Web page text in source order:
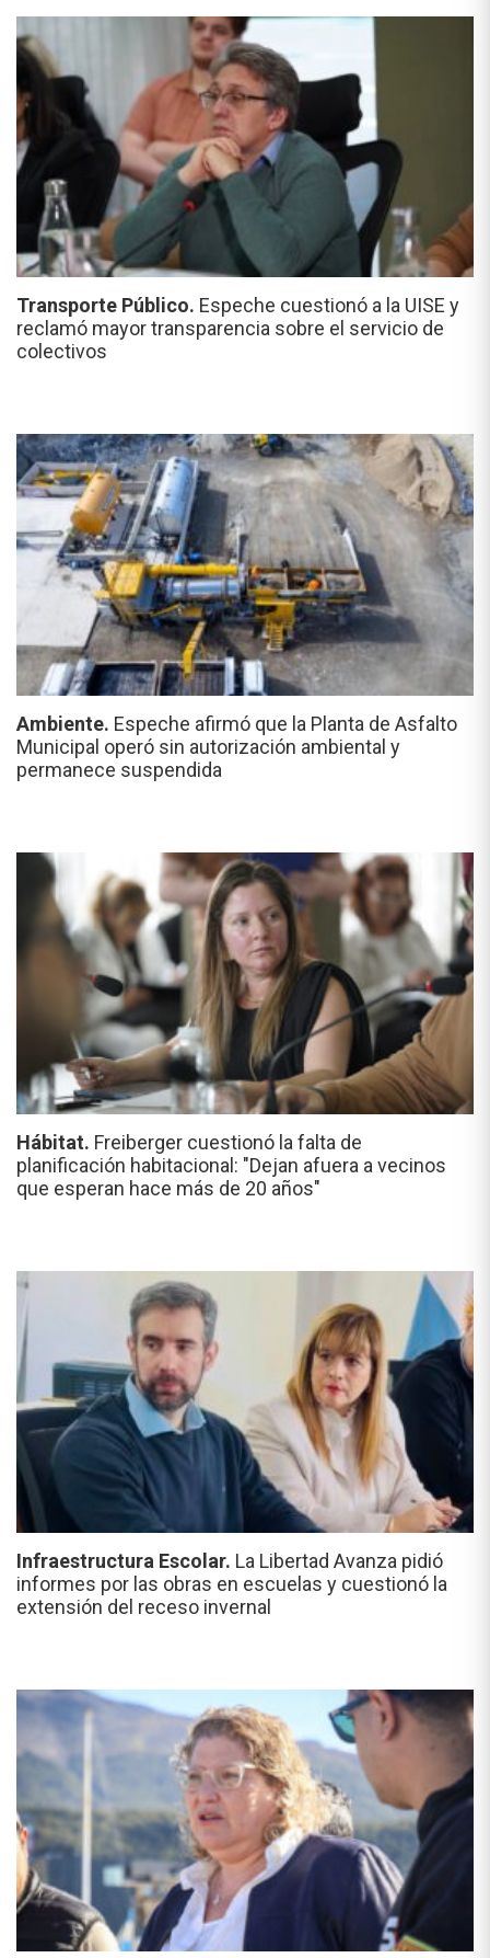
Transporte Público. Espeche cuestionó a la UISE y
reclamó mayor transparencia sobre el servicio de
colectivos
Ambiente. Espeche afirmó que la Planta de Asfalto
Municipal operó sin autorización ambiental y
permanece suspendida
Hábitat. Freiberger cuestionó la falta de
planificación habitacional: "Dejan afuera a vecinos
que esperan hace más de 20 años"
Infraestructura Escolar. La Libertad Avanza pidió
informes por las obras en escuelas y cuestionó la
extensión del receso invernal